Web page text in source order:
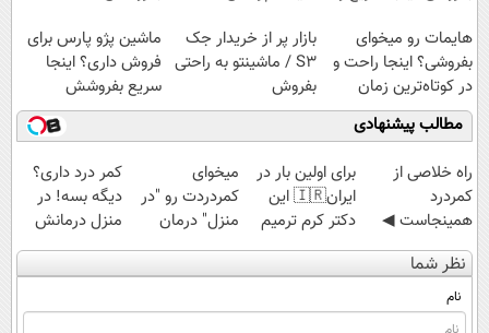
هایمات رو میخوای
بفروشی؟ اینجا راحت و
در کوتاه‌ترین زمان
ممکن بفروشش
بازار پر از خریدار جک
S3 / ماشینتو به راحتی
بفروش
ماشین پژو پارس برای
فروش داری؟ اینجا
سریع بفروشش
مطالب پیشنهادی
‌راه خلاصی از
کمردرد
همینجاست ◀
فقط کافیه فرم
رو پر کنی!
برای اولین بار در
ایران🇮🇷 این
دکتر کرم ترمیم
کننده 23 روزه
میخوای
کمردردت رو "در
منزل" درمان
کنی؟ (◂فیلم +
کمر درد داری؟
دیگه بسه! در
منزل درمانش
کن
نظر شما
نام